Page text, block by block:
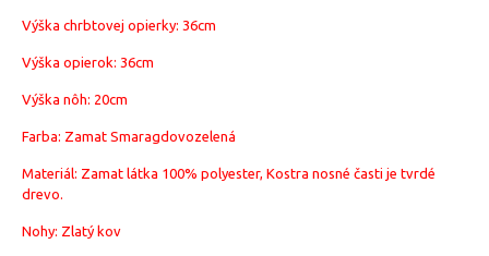
Výška chrbtovej opierky: 36cm
Výška opierok: 36cm
Výška nôh: 20cm
Farba: Zamat Smaragdovozelená
Materiál: Zamat látka 100% polyester, Kostra nosné časti je tvrdé
drevo.
Nohy: Zlatý kov